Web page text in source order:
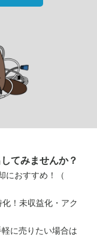
てみませんか？
におすすめ！（
化！未収益化・アク
軽に売りたい場合は